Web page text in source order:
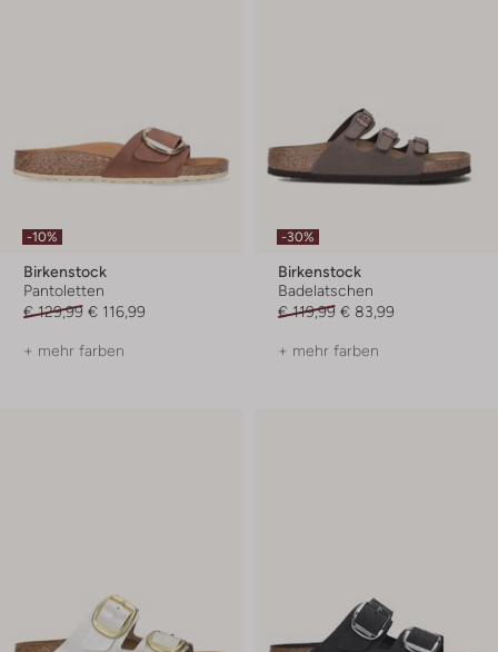
-10%
Birkenstock
Pantoletten
€ 129,99 € 116,99
+ mehr farben
-30%
Birkenstock
Badelatschen
€ 119,99 € 83,99
+ mehr farben